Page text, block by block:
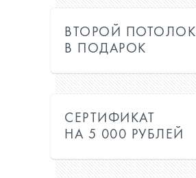
ВТОРОЙ ПОТОЛОК
В ПОДАРОК
СЕРТИФИКАТ
НА 5 000 РУБЛЕЙ